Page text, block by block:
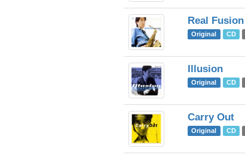
Real Fusion
Original CD
Illusion
Original CD
Carry Out
Original CD